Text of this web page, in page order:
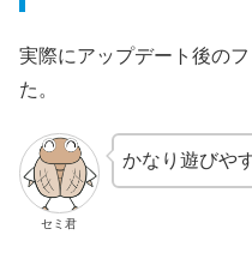
実際にアップデート後の
た。
セミ君
かなり遊びや